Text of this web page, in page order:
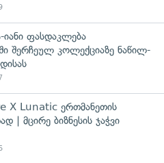
ფასდაკლება
შერჩეულ კოლექციაზე ნაწილ-
X Lunatic ერთმანეთის
| მცირე ბიზნესის ჯაჭვი